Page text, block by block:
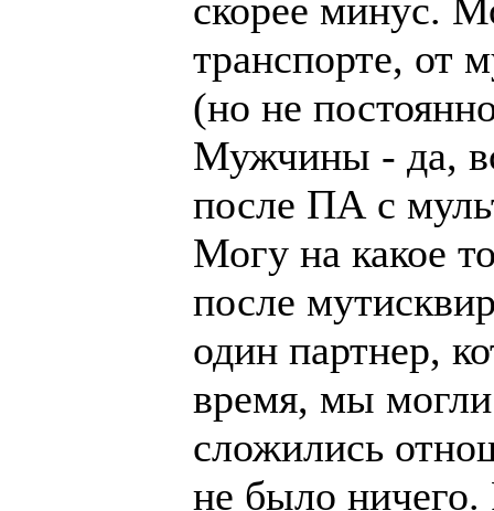
скорее минус.
транспорте, от
(но не
Мужчины - да,
после ПА с
Могу на какое
после
один партнер,
время, мы
сложились
не было ничего.